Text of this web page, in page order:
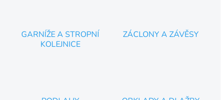
GARNÍŽE A STROPNÍ
KOLEJNICE
ZÁCLONY A ZÁVĚSY